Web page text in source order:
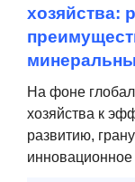
хозяйства:
На фоне
хозяйства к
развитию,